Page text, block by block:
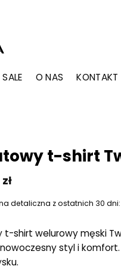
SALE O NAS KONTAKT
t-shirt
zł
detaliczna z ostatnich 30 dni:
t-shirt welurowy męski
styl i